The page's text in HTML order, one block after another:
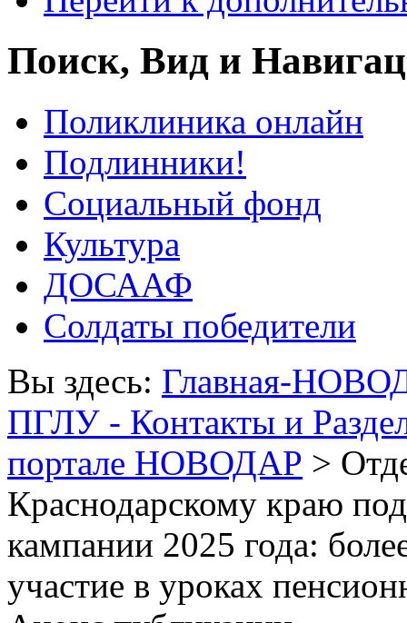
Поиск, Вид и
Поликлиника онлайн
Подлинники!
Социальный фонд
Культура
ДОСААФ
Солдаты победители
Вы здесь: Главная-
ПГЛУ - Контакты и
портале НОВОДАР >
Краснодарскому краю
кампании 2025 года:
участие в уроках